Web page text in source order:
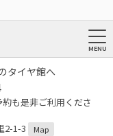
タイヤ館へ
も是非ご利用くださ
2-1-3
Map